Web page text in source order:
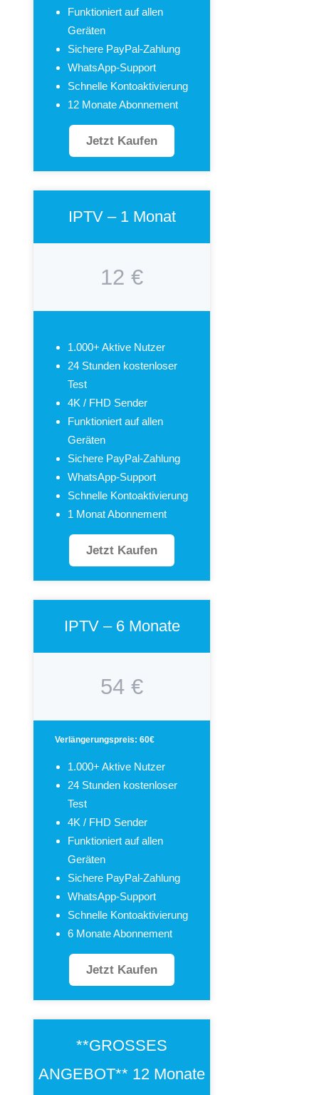
Funktioniert auf allen
Geräten
Sichere PayPal-Zahlung
WhatsApp-Support
Schnelle Kontoaktivierung
12 Monate Abonnement
Jetzt Kaufen
IPTV – 1 Monat
12 €
1.000+ Aktive Nutzer
24 Stunden kostenloser
Test
4K / FHD Sender
Funktioniert auf allen
Geräten
Sichere PayPal-Zahlung
WhatsApp-Support
Schnelle Kontoaktivierung
1 Monat Abonnement
Jetzt Kaufen
IPTV – 6 Monate
54 €
Verlängerungspreis: 60€
1.000+ Aktive Nutzer
24 Stunden kostenloser
Test
4K / FHD Sender
Funktioniert auf allen
Geräten
Sichere PayPal-Zahlung
WhatsApp-Support
Schnelle Kontoaktivierung
6 Monate Abonnement
Jetzt Kaufen
**GROSSES
ANGEBOT** 12 Monate